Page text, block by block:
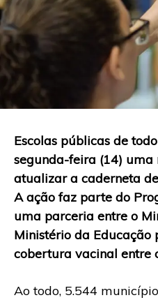
Escolas públicas de
segunda-feira (14)
atualizar a caderneta
A ação faz parte do
uma parceria entre o
Ministério da
cobertura vacinal entre
Ao todo, 5.544